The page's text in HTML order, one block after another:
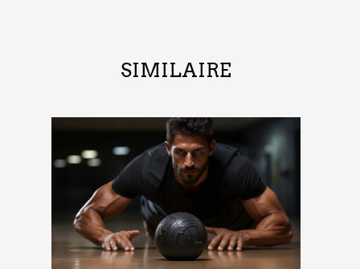
SIMILAIRE